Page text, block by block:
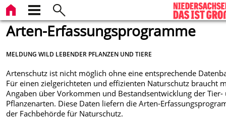
Arten-Erfassungsprogramme
MELDUNG WILD LEBENDER PFLANZEN UND TIERE
Artenschutz ist nicht möglich ohne eine entsprechende
Für einen zielgerichteten und effizienten Naturschutz braucht
Angaben über Vorkommen und Bestandsentwicklung der Tier-
Pflanzenarten. Diese Daten liefern die Arten-
der Fachbehörde für Naturschutz.